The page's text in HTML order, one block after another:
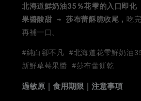
北海道鮮奶油35％花雫的入口即
果醬酸甜 → 莎布蕾酥脆收尾， 吃
再補一口。
#純白卻不凡 #北海道花雫鮮奶油
新鮮草莓果醬 #莎布蕾餅乾
過敏原｜食用期限｜注意事項